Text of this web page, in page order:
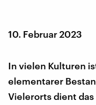
10. Februar 2023
In vielen Kulturen
elementarer
Vielerorts dient das